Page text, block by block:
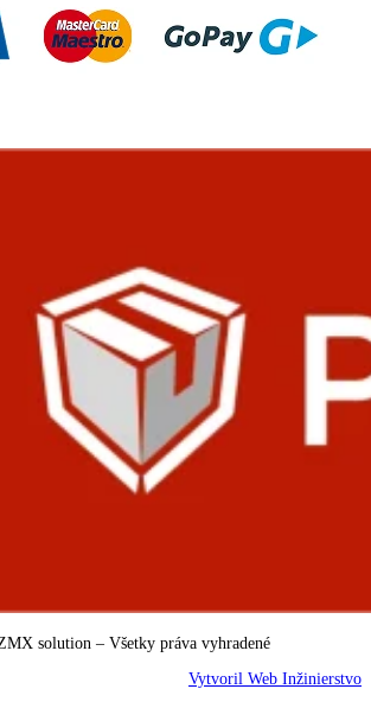
solution – Všetky práva vyhradené
Vytvoril Web Inžinierstvo